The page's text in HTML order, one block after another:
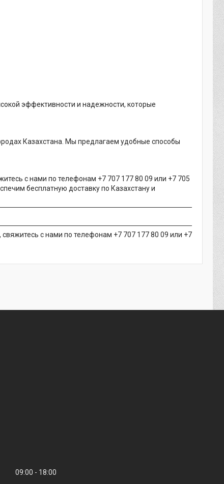
эффективности и надежности, которые
Казахстана. Мы предлагаем удобные способы
с нами по телефонам +7 707 177 80 09 или +7 705
бесплатную доставку по Казахстану и
с нами по телефонам +7 707 177 80 09 или +7
09:00 18:00